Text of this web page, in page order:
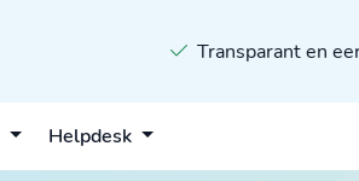
Transparant en
Helpdesk